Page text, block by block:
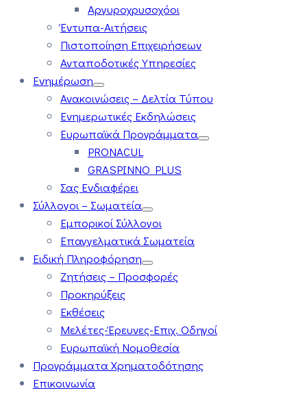
Αργυροχρυσοχόοι
Έντυπα-Αιτήσεις
Πιστοποίηση Επιχειρήσεων
Ανταποδοτικές Υπηρεσίες
Ενημέρωση
Ανακοινώσεις – Δελτία Τύπου
Ενημερωτικές Εκδηλώσεις
Ευρωπαϊκά Προγράμματα
PRONACUL
GRASPINNO PLUS
Σας Ενδιαφέρει
Σύλλογοι – Σωματεία
Εμπορικοί Σύλλογοι
Επαγγελματικά Σωματεία
Ειδική Πληροφόρηση
Ζητήσεις – Προσφορές
Προκηρύξεις
Εκθέσεις
Μελέτες-Έρευνες-Επιχ. Οδηγοί
Ευρωπαϊκή Νομοθεσία
Προγράμματα Χρηματοδότησης
Επικοινωνία